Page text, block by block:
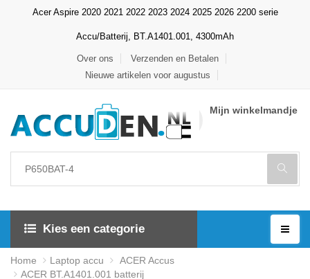
Acer Aspire 2020 2021 2022 2023 2024 2025 2026 2200 serie
Accu/Batterij, BT.A1401.001, 4300mAh
Over ons
Verzenden en Betalen
Nieuwe artikelen voor augustus
Mijn winkelmandje
Kies een categorie
Home Laptop accu
ACER Accus
ACER BT.A1401.001 batterij